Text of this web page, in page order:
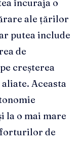
încuraja o
ale țărilor
putea include
de
creșterea
Aceasta
la o mai mare
de